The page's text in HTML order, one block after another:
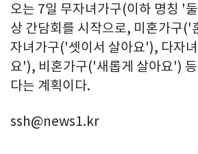
오는 7일 무자녀가구(이하 명칭 '
상 간담회를 시작으로, 미혼가구('
자녀가구('셋이서 살아요'), 다자
요'), 비혼가구('새롭게 살아요')
다는 계획이다.
ssh@news1.kr